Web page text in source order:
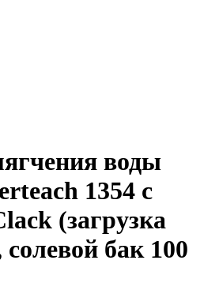
воды
1354 с
(загрузка
бак 100